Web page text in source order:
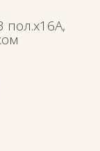
пол.х16А,